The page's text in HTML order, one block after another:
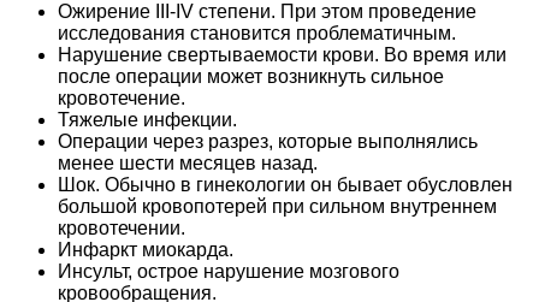
Ожирение III-IV степени. При этом проведение
исследования становится проблематичным.
Нарушение свертываемости крови. Во время или
после операции может возникнуть сильное
кровотечение.
Тяжелые инфекции.
Операции через разрез, которые выполнялись
менее шести месяцев назад.
Шок. Обычно в гинекологии он бывает обусловлен
большой кровопотерей при сильном внутреннем
кровотечении.
Инфаркт миокарда.
Инсульт, острое нарушение мозгового
кровообращения.